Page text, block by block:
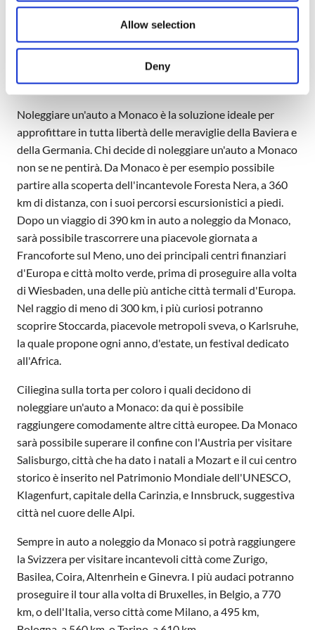
Allow selection
Deny
invernali, periodo con forti nevicate in questa parte della
Noleggiare un'auto a Monaco,
crocevia dell'Europa
Noleggiare un'auto a Monaco è la soluzione ideale per
approfittare in tutta libertà delle meraviglie della Baviera e
della Germania. Chi decide di noleggiare un'auto a Monaco
non se ne pentirà. Da Monaco è per esempio possibile
partire alla scoperta dell'incantevole Foresta Nera, a 360
km di distanza, con i suoi percorsi escursionistici a piedi.
Dopo un viaggio di 390 km in auto a noleggio da Monaco,
sarà possibile trascorrere una piacevole giornata a
Francoforte sul Meno, uno dei principali centri finanziari
d'Europa e città molto verde, prima di proseguire alla volta
di Wiesbaden, una delle più antiche città termali d'Europa.
Nel raggio di meno di 300 km, i più curiosi potranno
scoprire Stoccarda, piacevole metropoli sveva, o Karlsruhe,
la quale propone ogni anno, d'estate, un festival dedicato
all'Africa.
Ciliegina sulla torta per coloro i quali decidono di
noleggiare un'auto a Monaco: da qui è possibile
raggiungere comodamente altre città europee. Da Monaco
sarà possibile superare il confine con l'Austria per visitare
Salisburgo, città che ha dato i natali a Mozart e il cui centro
storico è inserito nel Patrimonio Mondiale dell'UNESCO,
Klagenfurt, capitale della Carinzia, e Innsbruck, suggestiva
città nel cuore delle Alpi.
Sempre in auto a noleggio da Monaco si potrà raggiungere
la Svizzera per visitare incantevoli città come Zurigo,
Basilea, Coira, Altenrhein e Ginevra. I più audaci potranno
proseguire il tour alla volta di Bruxelles, in Belgio, a 770
km, o dell'Italia, verso città come Milano, a 495 km,